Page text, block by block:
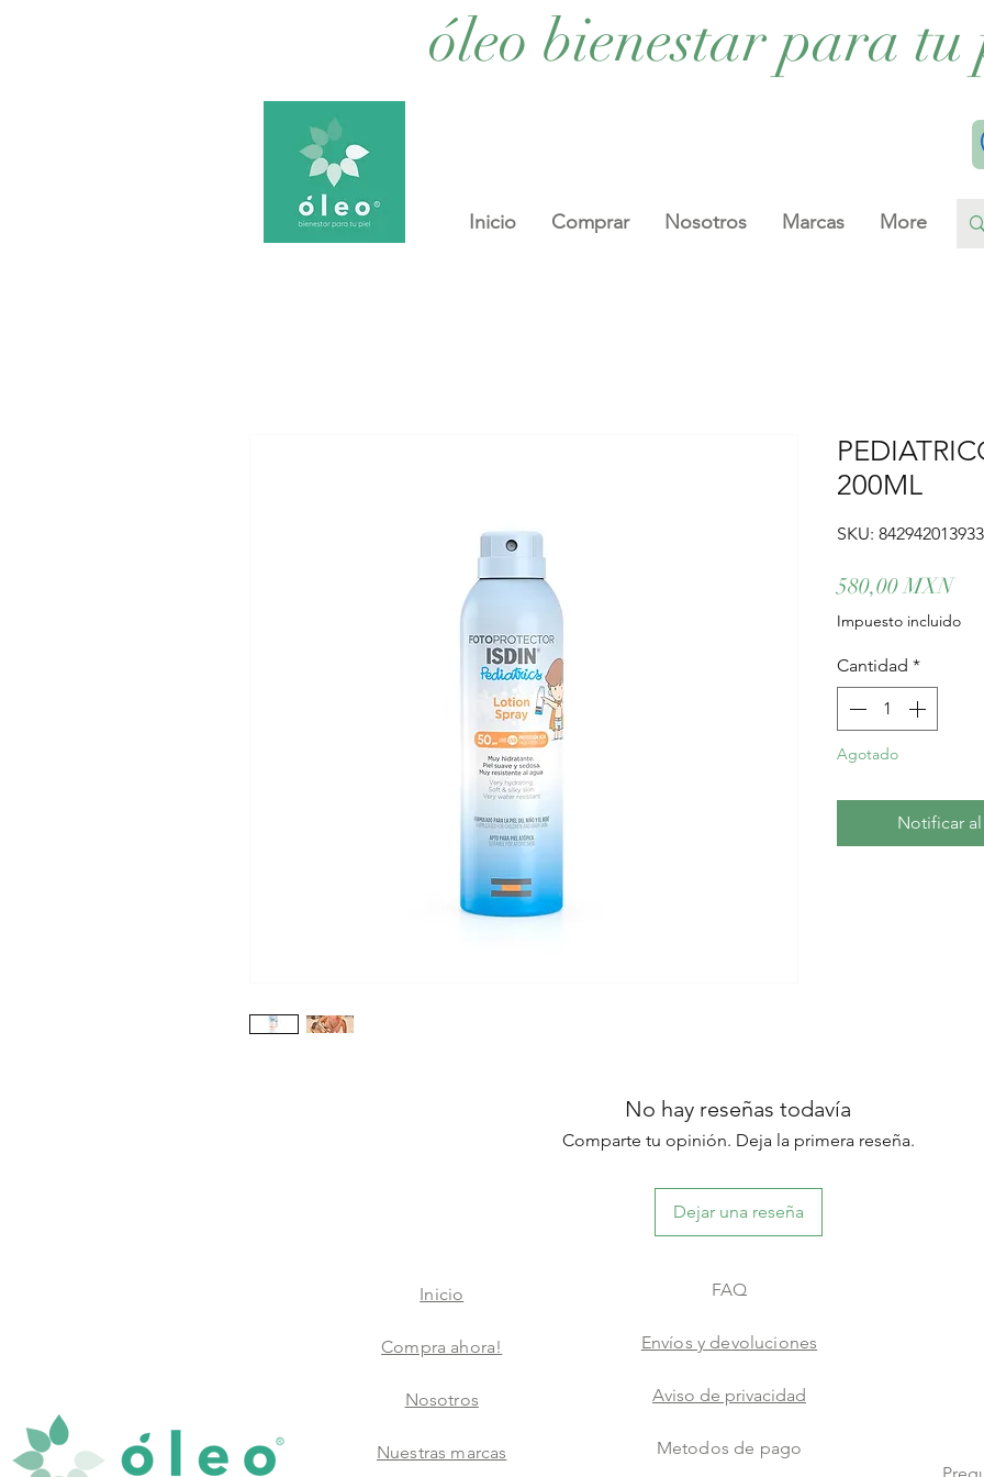
óleo bienestar para tu
Inicio Comprar Nosotros Marcas More
200ML
SKU:
580,00 MXN
Impuesto incluido
Cantidad *
Agotado
Notificar
No hay reseñas todavía
Comparte tu opinión. Deja la primera reseña.
Dejar una reseña
Inicio
Compra ahora!
Nosotros
Nuestras marcas
FAQ
Envíos y devoluciones
Aviso de privacidad
Metodos de pago